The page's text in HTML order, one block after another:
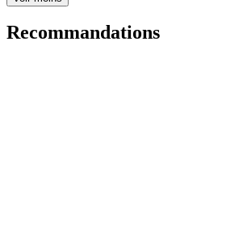
Recommandations